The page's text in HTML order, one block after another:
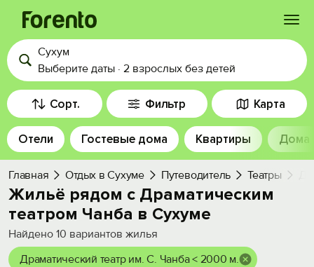
Войти
Избранное
История просмотра
Добавить свой объект
Сухум
Выберите даты · 2 взрослых без детей
Сорт. Фильтр Карта
Отели Гостевые дома Квартиры Дома
Главная Отдых в Сухуме Путеводитель Театры
Жильё рядом с Драматическим
театром Чанба в Сухуме
Найдено 10 вариантов жилья
Драматический театр им. С. Чанба < 2000 м.